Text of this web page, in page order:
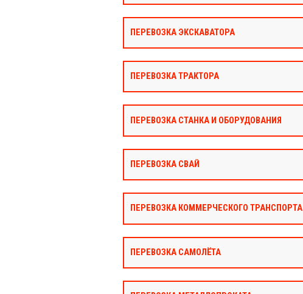
ПЕРЕВОЗКА ЭКСКАВАТОРА
ПЕРЕВОЗКА ТРАКТОРА
ПЕРЕВОЗКА СТАНКА И ОБОРУДОВАНИЯ
ПЕРЕВОЗКА СВАЙ
ПЕРЕВОЗКА КОММЕРЧЕСКОГО ТРАНСПОРТА
ПЕРЕВОЗКА САМОЛЁТА